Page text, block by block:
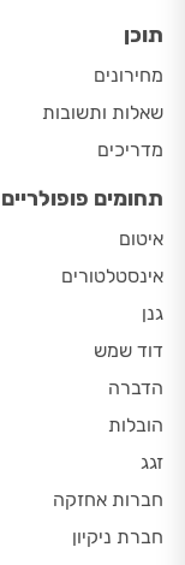
תוכן
מחירונים
שאלות ותשובות
מדריכים
תחומים פופולריים
איטום
אינסטלטורים
גנן
דוד שמש
הדברה
הובלות
זגג
חברות אחזקה
חברת ניקיון